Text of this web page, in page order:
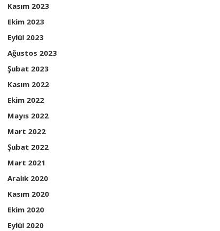
Kasım 2023
Ekim 2023
Eylül 2023
Ağustos 2023
Şubat 2023
Kasım 2022
Ekim 2022
Mayıs 2022
Mart 2022
Şubat 2022
Mart 2021
Aralık 2020
Kasım 2020
Ekim 2020
Eylül 2020